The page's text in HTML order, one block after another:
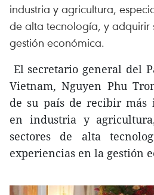
industria y agricultura,
de alta tecnología, y adquirir
gestión económica.
El secretario general del
Vietnam, Nguyen Phu
de su país de recibir más
en industria y
sectores de alta
experiencias en la gestión